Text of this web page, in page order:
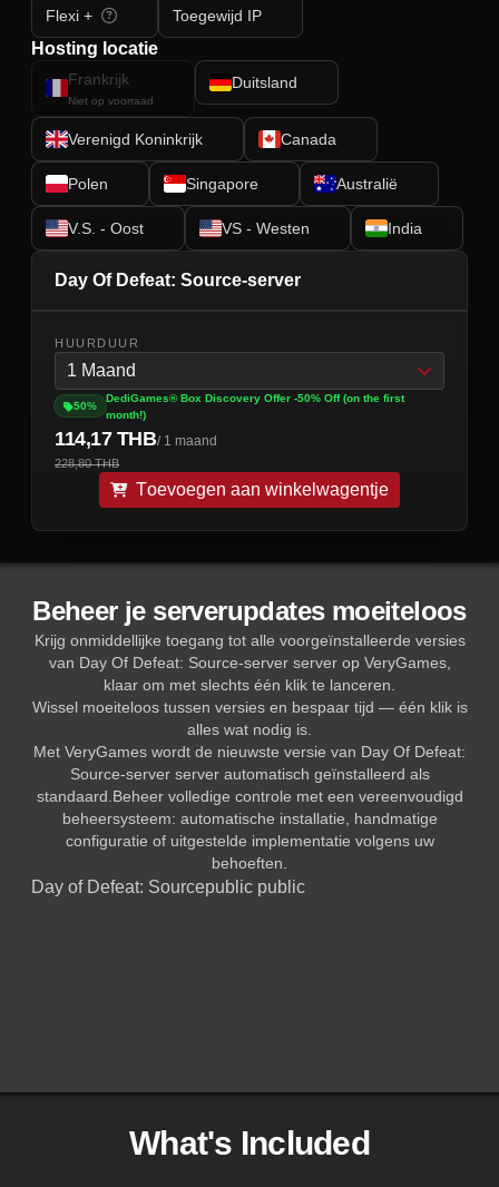
Flexi + Toegewijd IP
Hosting locatie
Frankrijk
Niet op voorraad
Duitsland
Verenigd Koninkrijk Canada
Polen Singapore Australië
V.S. - Oost VS - Westen India
Day Of Defeat: Source-server
HUURDUUR
1 Maand
50%
DediGames® Box Discovery Offer -50% Off (on the first
month!)
114,17 THB/ 1 maand
228,80 THB
Toevoegen aan winkelwagentje
Beheer je serverupdates moeiteloos
Krijg onmiddellijke toegang tot alle voorgeïnstalleerde versies
van Day Of Defeat: Source-server server op VeryGames,
klaar om met slechts één klik te lanceren.
Wissel moeiteloos tussen versies en bespaar tijd — één klik is
alles wat nodig is.
Met VeryGames wordt de nieuwste versie van Day Of Defeat:
Source-server server automatisch geïnstalleerd als
standaard.Beheer volledige controle met een vereenvoudigd
beheersysteem: automatische installatie, handmatige
configuratie of uitgestelde implementatie volgens uw
behoeften.
Day of Defeat: Sourcepublic public
What's Included